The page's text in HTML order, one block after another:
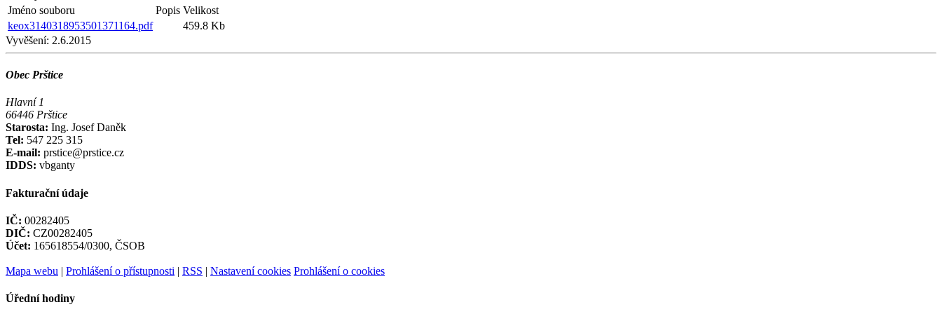
Jméno souboru
Popis Velikost
keox3140318953501371164.pdf
459.8 Kb
Vyvěšení: 2.6.2015
Obec Prštice
Hlavní 1
66446 Prštice
Starosta: Ing. Josef Daněk
Tel: 547 225 315
E-mail: prstice@prstice.cz
IDDS: vbganty
Fakturační údaje
IČ: 00282405
DIČ: CZ00282405
Účet: 165618554/0300, ČSOB
Mapa webu | Prohlášení o přístupnosti | RSS | Nastavení cookies Prohlášení o cookies
Úřední hodiny